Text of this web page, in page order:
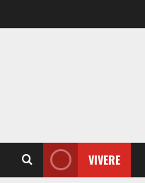
VIVERE